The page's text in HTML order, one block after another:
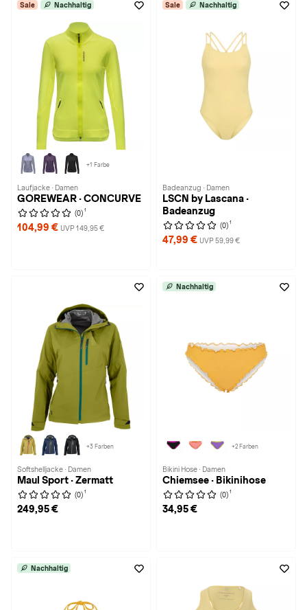
Sale Nachhaltig
+1 Farbe
Laufjacke · Damen
GOREWEAR · CONCURVE
(0) 1
104,99 € UVP 149,95 €
Sale Nachhaltig
Badeanzug · Damen
LSCN by Lascana ·
Badeanzug
(0) 1
47,99 € UVP 59,99 €
+3 Farben
Softshelljacke · Damen
Maul Sport · Zermatt
(0) 1
249,95 €
Nachhaltig
+2 Farben
Bikini Hose · Damen
Chiemsee · Bikinihose
(0) 1
34,95 €
Nachhaltig